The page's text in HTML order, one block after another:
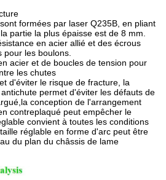
formées par laser Q235B, en pliant
partie la plus épaisse est de 8 mm.
en acier allié et des écrous
pour les boulons.
acier et de boucles de tension pour
les chutes
d'éviter le risque de fracture, la
permet d'éviter les défauts de
conception de l'arrangement
contreplaqué peut empêcher le
convient à toutes les conditions
réglable en forme d'arc peut être
du plan du châssis de lame